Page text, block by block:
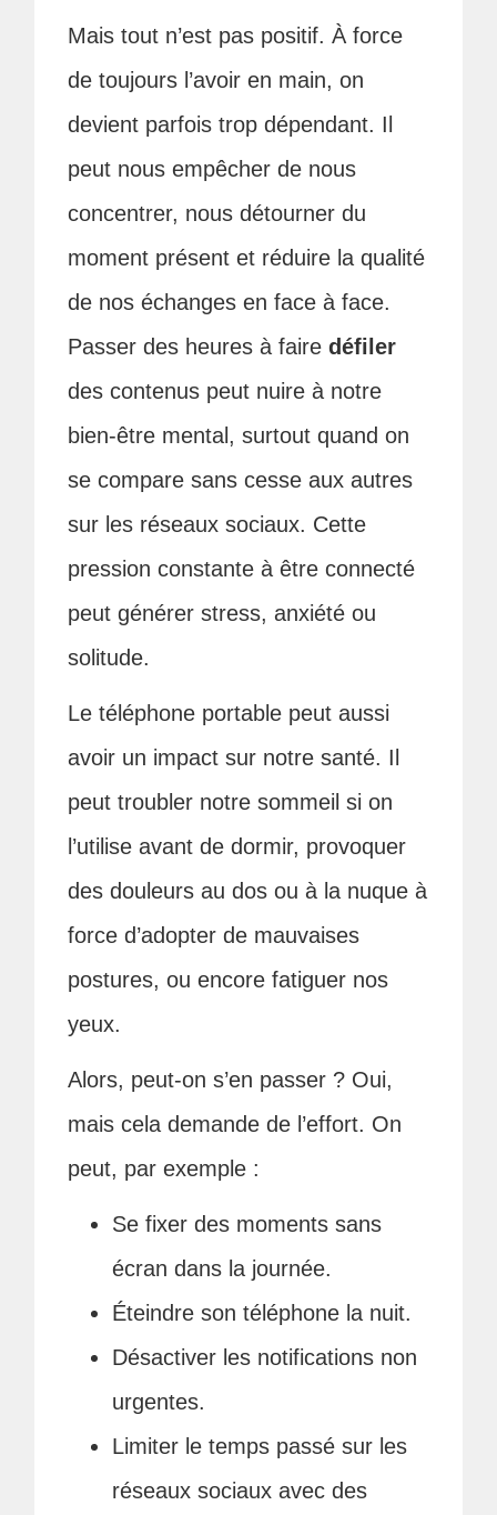
Mais tout n’est pas positif. À force
de toujours l’avoir en main, on
devient parfois trop dépendant. Il
peut nous empêcher de nous
concentrer, nous détourner du
moment présent et réduire la qualité
de nos échanges en face à face.
Passer des heures à fairedéfiler
des contenus peut nuire à notre
bien-être mental, surtout quand on
se compare sans cesse aux autres
sur les réseaux sociaux. Cette
pression constante à être connecté
peut générer stress, anxiété ou
solitude.
Le téléphone portable peut aussi
avoir un impact sur notre santé. Il
peut troubler notre sommeil si on
l’utilise avant de dormir, provoquer
des douleurs au dos ou à la nuque à
force d’adopter de mauvaises
postures, ou encore fatiguer nos
yeux.
Alors, peut-on s’en passer ? Oui,
mais cela demande de l’effort. On
peut, par exemple :
Se fixer des moments sans
écran dans la journée.
Éteindre son téléphone la nuit.
Désactiver les notifications non
urgentes.
Limiter le temps passé sur les
réseaux sociaux avec des